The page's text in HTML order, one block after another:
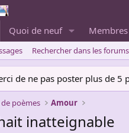
Quoi de neuf Membres
Rechercher dans les forums
de ne pas poster plus de
poèmes Amour
inatteignable